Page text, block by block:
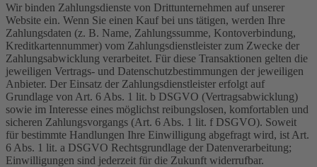
Wir binden Zahlungsdienste von Drittunternehmen auf unserer
Website ein. Wenn Sie einen Kauf bei uns tätigen, werden Ihre
Zahlungsdaten (z. B. Name, Zahlungssumme, Kontoverbindung,
Kreditkartennummer) vom Zahlungsdienstleister zum Zwecke der
Zahlungsabwicklung verarbeitet. Für diese Transaktionen gelten die
jeweiligen Vertrags- und Datenschutzbestimmungen der jeweiligen
Anbieter. Der Einsatz der Zahlungsdienstleister erfolgt auf
Grundlage von Art. 6 Abs. 1 lit. b DSGVO (Vertragsabwicklung)
sowie im Interesse eines möglichst reibungslosen, komfortablen und
sicheren Zahlungsvorgangs (Art. 6 Abs. 1 lit. f DSGVO). Soweit
für bestimmte Handlungen Ihre Einwilligung abgefragt wird, ist Art.
6 Abs. 1 lit. a DSGVO Rechtsgrundlage der Datenverarbeitung;
Einwilligungen sind jederzeit für die Zukunft widerrufbar.